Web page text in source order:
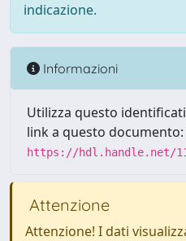
indicazione.
Informazioni
Utilizza questo
link a questo documento:
https://hdl.handle.net/
Attenzione
Attenzione! I dati